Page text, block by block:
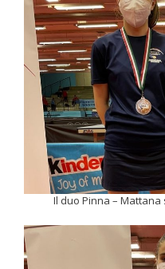
Il duo Pinna – Mattana